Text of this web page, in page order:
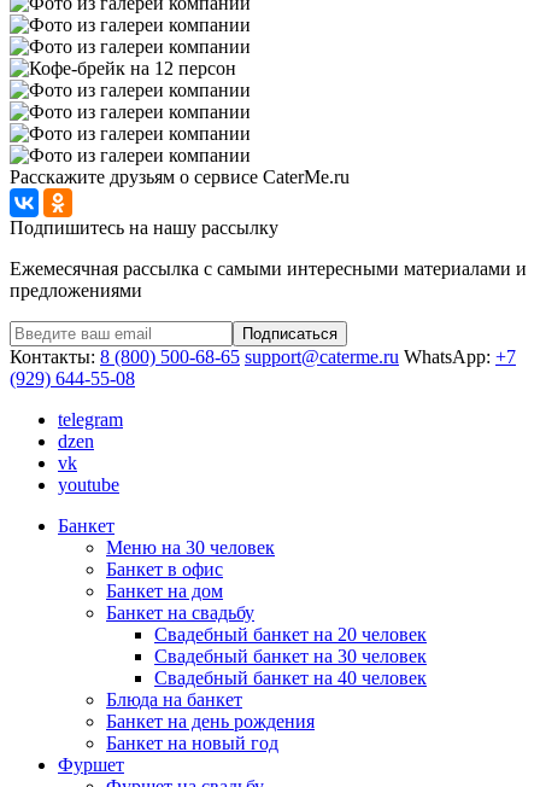
Расскажите друзьям о сервисе CaterMe.ru
Подпишитесь на нашу рассылку
Ежемесячная рассылка с самыми интересными материалами и
предложениями
Подписаться
Контакты: 8 (800) 500-68-65 support@caterme.ru WhatsApp: +7
(929) 644-55-08
telegram
dzen
vk
youtube
Банкет
Меню на 30 человек
Банкет в офис
Банкет на дом
Банкет на свадьбу
Свадебный банкет на 20 человек
Свадебный банкет на 30 человек
Свадебный банкет на 40 человек
Блюда на банкет
Банкет на день рождения
Банкет на новый год
Фуршет